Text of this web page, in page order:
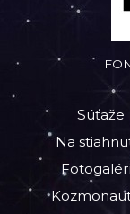
Súťaže
Na